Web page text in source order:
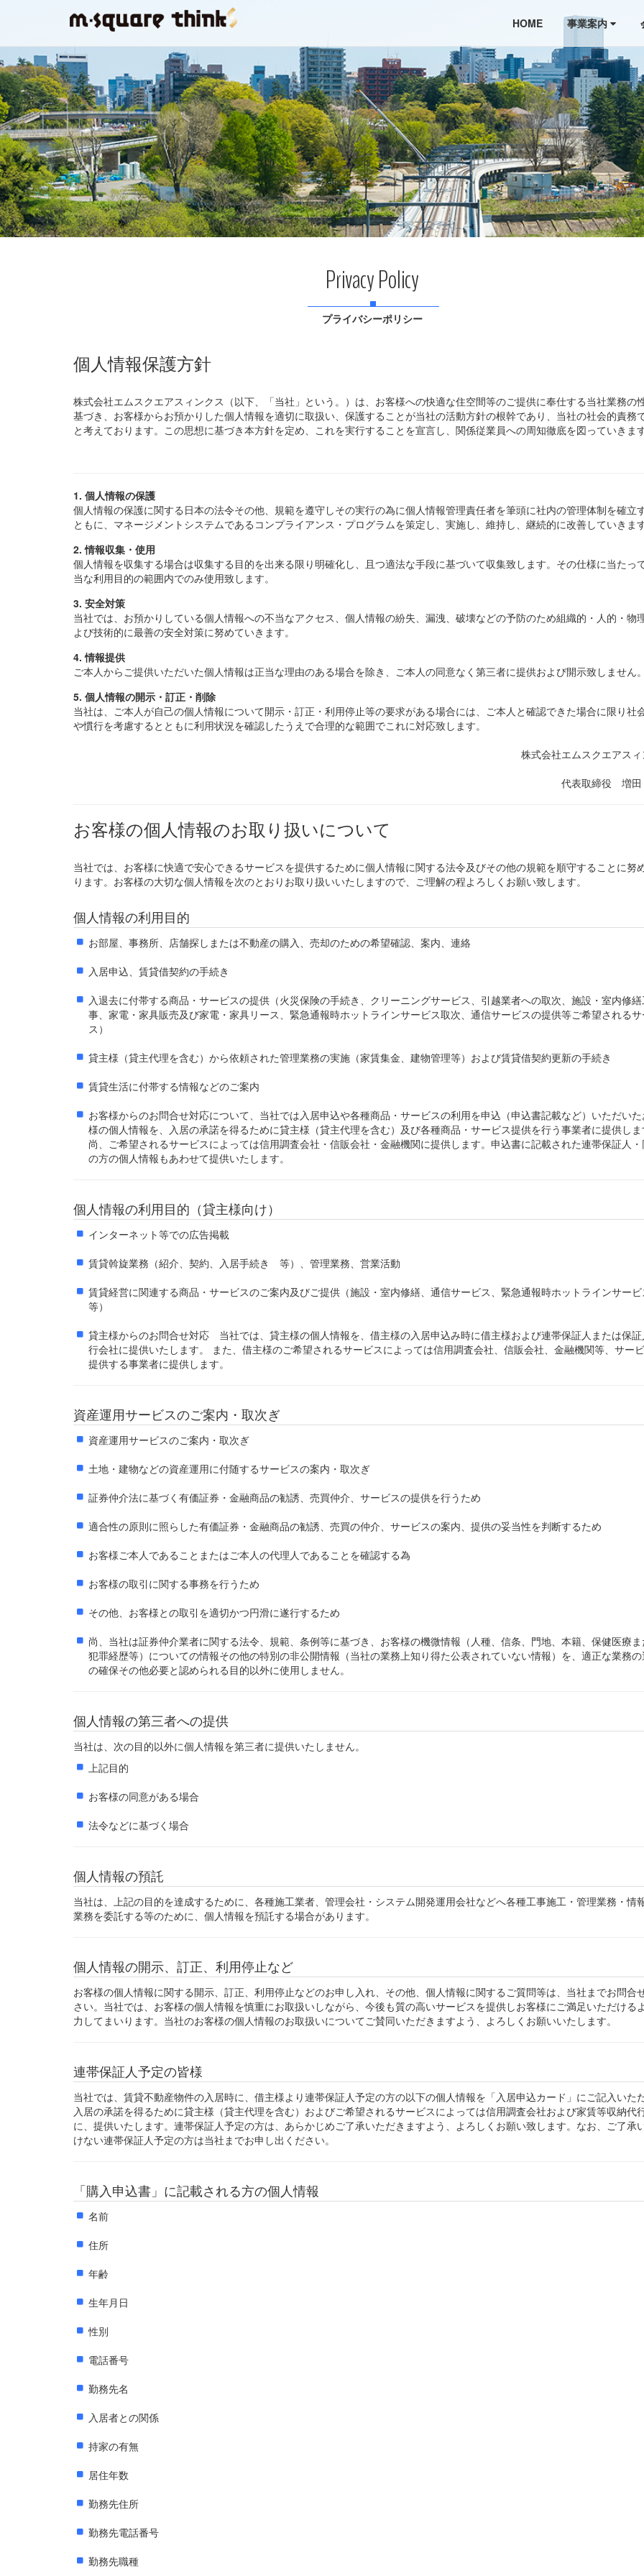
HOME 事業案内
Privacy Policy
プライバシーポリシー
個人情報保護方針
株式会社エムスクエアスィンクス（以下、「当社」という。）は、お客様への快適な住空間等のご提供に奉仕する当社業務の
基づき、お客様からお預かりした個人情報を適切に取扱い、保護することが当社の活動方針の根幹であり、当社の社会的責務
と考えております。この思想に基づき本方針を定め、これを実行することを宣言し、関係従業員への周知徹底を図っていきます
1. 個人情報の保護
個人情報の保護に関する日本の法令その他、規範を遵守しその実行の為に個人情報管理責任者を筆頭に社内の管理体制を確立
ともに、マネージメントシステムであるコンプライアンス・プログラムを策定し、実施し、維持し、継続的に改善していきます
2. 情報収集・使用
個人情報を収集する場合は収集する目的を出来る限り明確化し、且つ適法な手段に基づいて収集致します。その仕様に当たっ
当な利用目的の範囲内でのみ使用致します。
3. 安全対策
当社では、お預かりしている個人情報への不当なアクセス、個人情報の紛失、漏洩、破壊などの予防のため組織的・人的・物
よび技術的に最善の安全対策に努めていきます。
4. 情報提供
ご本人からご提供いただいた個人情報は正当な理由のある場合を除き、ご本人の同意なく第三者に提供および開示致しません。
5. 個人情報の開示・訂正・削除
当社は、ご本人が自己の個人情報について開示・訂正・利用停止等の要求がある場合には、ご本人と確認できた場合に限り社
や慣行を考慮するとともに利用状況を確認したうえで合理的な範囲でこれに対応致します。
株式会社エムスクエアスィ
代表取締役 増
お客様の個人情報のお取り扱いについて
当社では、お客様に快適で安心できるサービスを提供するために個人情報に関する法令及びその他の規範を順守することに努
ります。お客様の大切な個人情報を次のとおりお取り扱いいたしますので、ご理解の程よろしくお願い致します。
個人情報の利用目的
お部屋、事務所、店舗探しまたは不動産の購入、売却のための希望確認、案内、連絡
入居申込、賃貸借契約の手続き
入退去に付帯する商品・サービスの提供（火災保険の手続き、クリーニングサービス、引越業者への取次、施設・室内修
事、家電・家具販売及び家電・家具リース、緊急通報時ホットラインサービス取次、通信サービスの提供等ご希望される
ス）
貸主様（貸主代理を含む）から依頼された管理業務の実施（家賃集金、建物管理等）および賃貸借契約更新の手続き
賃貸生活に付帯する情報などのご案内
お客様からのお問合せ対応について、当社では入居申込や各種商品・サービスの利用を申込（申込書記載など）いただいた
様の個人情報を、入居の承諾を得るために貸主様（貸主代理を含む）及び各種商品・サービス提供を行う事業者に提供しま
尚、ご希望されるサービスによっては信用調査会社・信販会社・金融機関に提供します。申込書に記載された連帯保証人
の方の個人情報もあわせて提供いたします。
個人情報の利用目的（貸主様向け）
インターネット等での広告掲載
賃貸斡旋業務（紹介、契約、入居手続き 等）、管理業務、営業活動
賃貸経営に関連する商品・サービスのご案内及びご提供（施設・室内修繕、通信サービス、緊急通報時ホットラインサー
等）
貸主様からのお問合せ対応 当社では、貸主様の個人情報を、借主様の入居申込み時に借主様および連帯保証人または保
行会社に提供いたします。 また、借主様のご希望されるサービスによっては信用調査会社、信販会社、金融機関等、サー
提供する事業者に提供します。
資産運用サービスのご案内・取次ぎ
資産運用サービスのご案内・取次ぎ
土地・建物などの資産運用に付随するサービスの案内・取次ぎ
証券仲介法に基づく有価証券・金融商品の勧誘、売買仲介、サービスの提供を行うため
適合性の原則に照らした有価証券・金融商品の勧誘、売買の仲介、サービスの案内、提供の妥当性を判断するため
お客様ご本人であることまたはご本人の代理人であることを確認する為
お客様の取引に関する事務を行うため
その他、お客様との取引を適切かつ円滑に遂行するため
尚、当社は証券仲介業者に関する法令、規範、条例等に基づき、お客様の機微情報（人種、信条、門地、本籍、保健医療ま
犯罪経歴等）についての情報その他の特別の非公開情報（当社の業務上知り得た公表されていない情報）を、適正な業務
の確保その他必要と認められる目的以外に使用しません。
個人情報の第三者への提供
当社は、次の目的以外に個人情報を第三者に提供いたしません。
上記目的
お客様の同意がある場合
法令などに基づく場合
個人情報の預託
当社は、上記の目的を達成するために、各種施工業者、管理会社・システム開発運用会社などへ各種工事施工・管理業務・情
業務を委託する等のために、個人情報を預託する場合があります。
個人情報の開示、訂正、利用停止など
お客様の個人情報に関する開示、訂正、利用停止などのお申し入れ、その他、個人情報に関するご質問等は、当社までお問合
さい。当社では、お客様の個人情報を慎重にお取扱いしながら、今後も質の高いサービスを提供しお客様にご満足いただける
力してまいります。当社のお客様の個人情報のお取扱いについてご賛同いただきますよう、よろしくお願いいたします。
連帯保証人予定の皆様
当社では、賃貸不動産物件の入居時に、借主様より連帯保証人予定の方の以下の個人情報を「入居申込カード」にご記入いただ
入居の承諾を得るために貸主様（貸主代理を含む）およびご希望されるサービスによっては信用調査会社および家賃等収納代
に、提供いたします。連帯保証人予定の方は、あらかじめご了承いただきますよう、よろしくお願い致します。なお、ご了承
けない連帯保証人予定の方は当社までお申し出ください。
「購入申込書」に記載される方の個人情報
名前
住所
年齢
生年月日
性別
電話番号
勤務先名
入居者との関係
持家の有無
居住年数
勤務先住所
勤務先電話番号
勤務先職種